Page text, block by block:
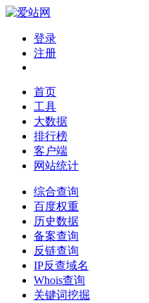
登录
注册
首页
工具
大数据
排行榜
客户端
网站统计
综合查询
百度权重
历史数据
备案查询
反链查询
IP反查域名
Whois查询
关键词挖掘